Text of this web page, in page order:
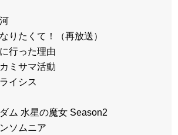
りたくて！（再放送）
行った理由
ミサマ活動
イシス
ム 水星の魔女 Season2
ソムニア